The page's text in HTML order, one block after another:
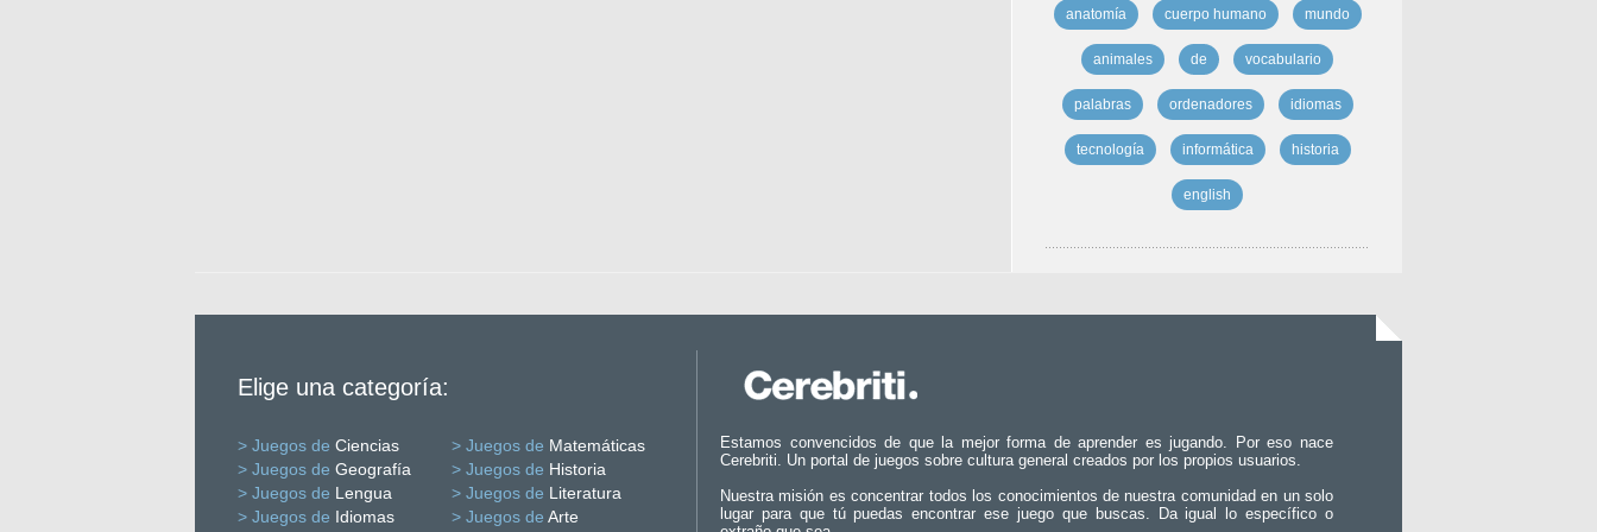
anatomía cuerpo humano mundo
animales de vocabulario
palabras ordenadores idiomas
tecnología informática historia
english
Elige una categoría:
> Juegos de Ciencias > Juegos de Matemáticas
> Juegos de Geografía > Juegos de Historia
> Juegos de Lengua > Juegos de Literatura
> Juegos de Idiomas > Juegos de Arte
Estamos convencidos de que la mejor forma de aprender es jugando. Por eso nace
Cerebriti. Un portal de juegos sobre cultura general creados por los propios usuarios.
Nuestra misión es concentrar todos los conocimientos de nuestra comunidad en un solo
lugar para que tú puedas encontrar ese juego que buscas. Da igual lo específico o